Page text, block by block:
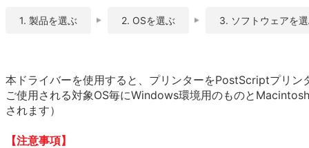
1. 製品を選ぶ 2. OSを選ぶ 3. ソフトウェアを
本ドライバーを使用すると、プリンターをPostScriptプリン
ご使用される対象OS毎にWindows環境用のものと
されます）
【注意事項】